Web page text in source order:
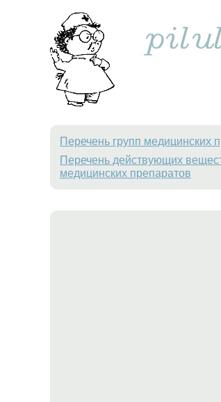
Перечень групп медицинских
Перечень действующих
медицинских препаратов